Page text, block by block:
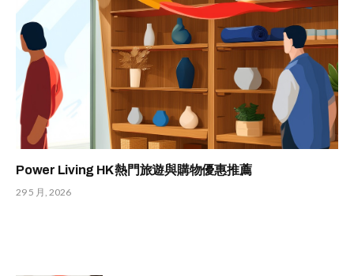
Power Living HK 熱門旅遊與購物優惠推薦
29 5 月, 2026